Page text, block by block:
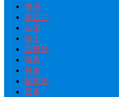
澳洲
新西兰
法国
瑞士
西班牙
瑞典
丹麦
葡萄牙
日本